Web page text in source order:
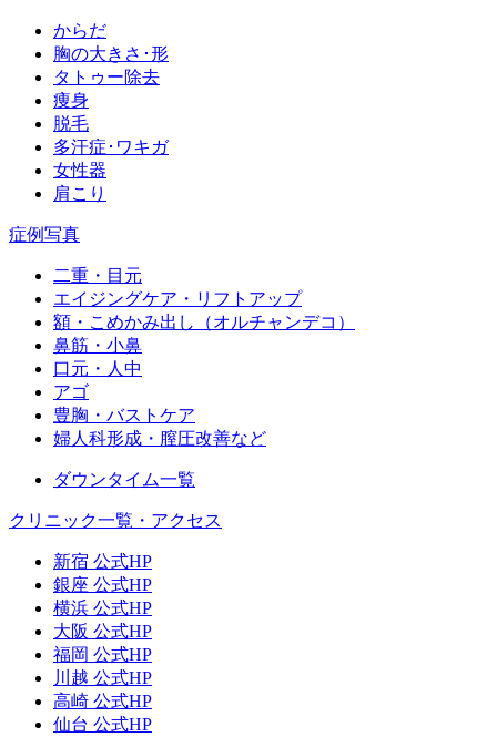
からだ
胸の大きさ･形
タトゥー除去
痩身
脱毛
多汗症･ワキガ
女性器
肩こり
症例写真
二重・目元
エイジングケア・リフトアップ
額・こめかみ出し（オルチャンデコ）
鼻筋・小鼻
口元・人中
アゴ
豊胸・バストケア
婦人科形成・膣圧改善など
ダウンタイム一覧
クリニック一覧・アクセス
新宿 公式HP
銀座 公式HP
横浜 公式HP
大阪 公式HP
福岡 公式HP
川越 公式HP
高崎 公式HP
仙台 公式HP